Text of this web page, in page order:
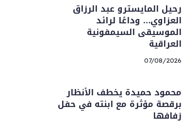
رحيل المايسترو عبد الرزاق
العزاوي… وداعًا لرائد
الموسيقى السيمفونية
العراقية
07/08/2026
محمود حميدة يخطف الأنظار
برقصة مؤثرة مع ابنته في حفل
زفافها